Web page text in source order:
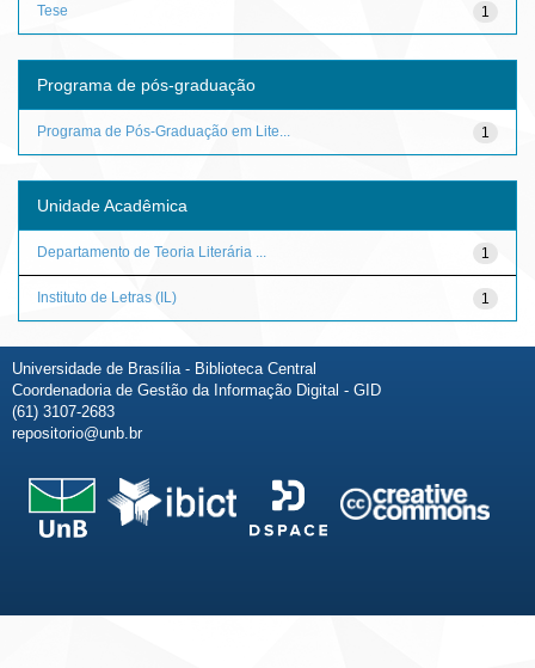
1
Tese
Programa de pós-graduação
1
Programa de Pós-Graduação em Lite...
Unidade Acadêmica
1
Departamento de Teoria Literária ...
1
Instituto de Letras (IL)
Universidade de Brasília - Biblioteca Central
Coordenadoria de Gestão da Informação Digital - GID
(61) 3107-2683
repositorio@unb.br